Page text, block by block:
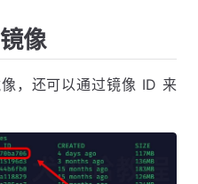
像
，还可以通过镜像 ID 来